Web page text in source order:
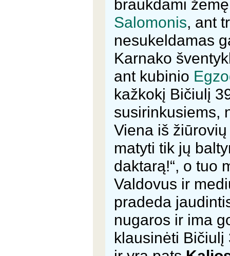
braukdami
Salomonis, ant
nesukeldamas
Karnako
ant kubinio
kažkokį Bičiulį
susirinkusiems,
Viena iš
matyti tik jų
daktarą!“, o tuo
Valdovus ir
pradeda
nugaros ir ima
klausinėti Bičiulį